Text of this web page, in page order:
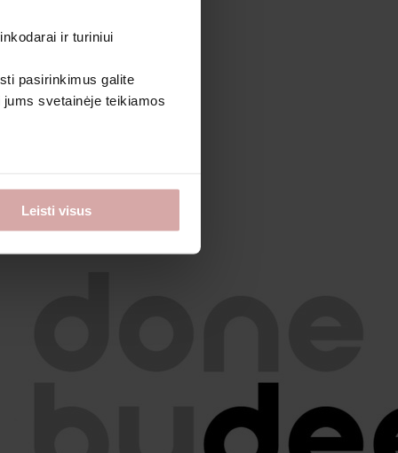
ir turiniui
pasirinkimus galite
svetainėje teikiamos
Leisti visus